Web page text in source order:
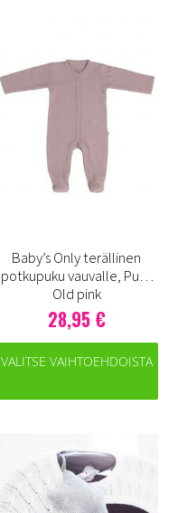
Baby’s Only terällinen
potkupuku vauvalle, Pure
Old pink
28,95 €
VALITSE VAIHTOEHDOISTA